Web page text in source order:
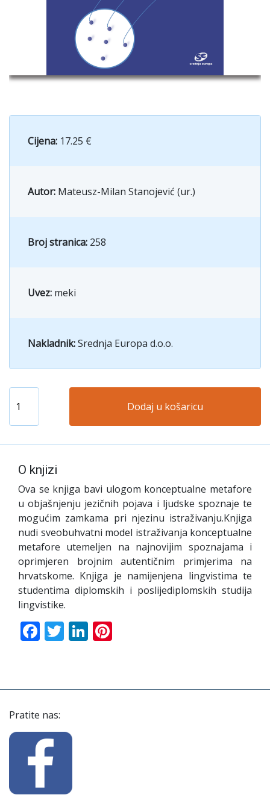
Cijena: 17.25 €
Autor: Mateusz-Milan Stanojević (ur.)
Broj stranica: 258
Uvez: meki
Nakladnik:Srednja Europa d.o.o.
Dodaj u košaricu
O knjizi
Ova se knjiga bavi ulogom konceptualne metafore
u objašnjenju jezičnih pojava i ljudske spoznaje te
mogućim zamkama pri njezinu istraživanju.Knjiga
nudi sveobuhvatni model istraživanja konceptualne
metafore utemeljen na najnovijim spoznajama i
oprimjeren brojnim autentičnim primjerima na
hrvatskome. Knjiga je namijenjena lingvistima te
studentima diplomskih i poslijediplomskih studija
lingvistike.
Facebook
TwitterLinkedIn
Pratite nas: